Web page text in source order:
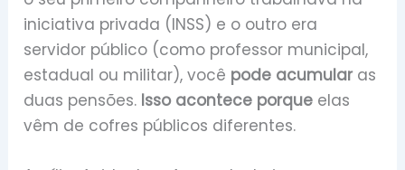
iniciativa privada (INSS) e o outro era
servidor público (como professor municipal,
estadual ou militar), você pode acumularas
duas pensões. Isso acontece porque elas
vêm de cofres públicos diferentes.